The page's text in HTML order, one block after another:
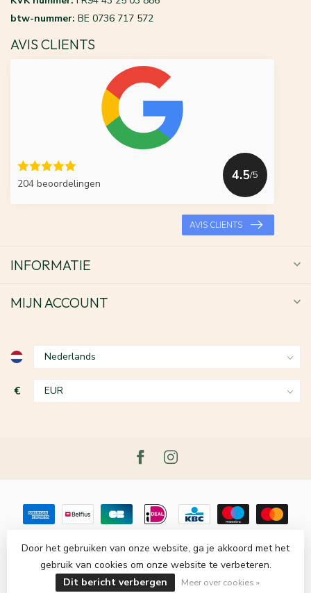
btw-nummer: BE 0736 717 572
AVIS CLIENTS
204 beoordelingen
4.5/5
AVIS CLIENTS
INFORMATIE
MIJN ACCOUNT
€
© Copyright 2026 Le Grenier du Lin- Powered byLightspeed
Lightspeed designby Dyvelopment
Door het gebruiken van onze website, ga je akkoord met het
gebruik van cookies om onze website te verbeteren.
Dit bericht verbergen
Meer over cookies »